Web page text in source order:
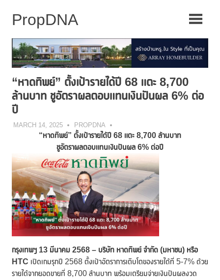
“หาดทิพย์” ตั้งเป้ารายได้ปี 68 แตะ 8,700
ล้านบาท ชูอัตราผลตอบแทนเงินปันผล 6% ต่อ
ปี
MARCH 14, 2025 PROPDNA
“หาดทิพย์” ตั้งเป้ารายได้ปี 68 แตะ 8,700 ล้านบาท
ชูอัตราผลตอบแทนเงินปันผล 6% ต่อปี
กรุงเทพฯ 13 มีนาคม 2568 – บริษัท หาดทิพย์ จำกัด (มหาชน) หรือ
HTC เปิดเกมรุกปี 2568 ตั้งเป้าอัตราการเติบโตของรายได้ที่ 5-7% ด้วย
รายได้จากยอดขายที่ 8,700 ล้านบาท พร้อมเตรียมจ่ายเงินปันผลงวด